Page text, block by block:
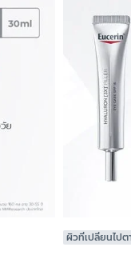
ผิวที่เปลี่ยนไป